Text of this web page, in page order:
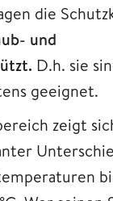
die
und
D.h. sie
geeignet.
zeigt